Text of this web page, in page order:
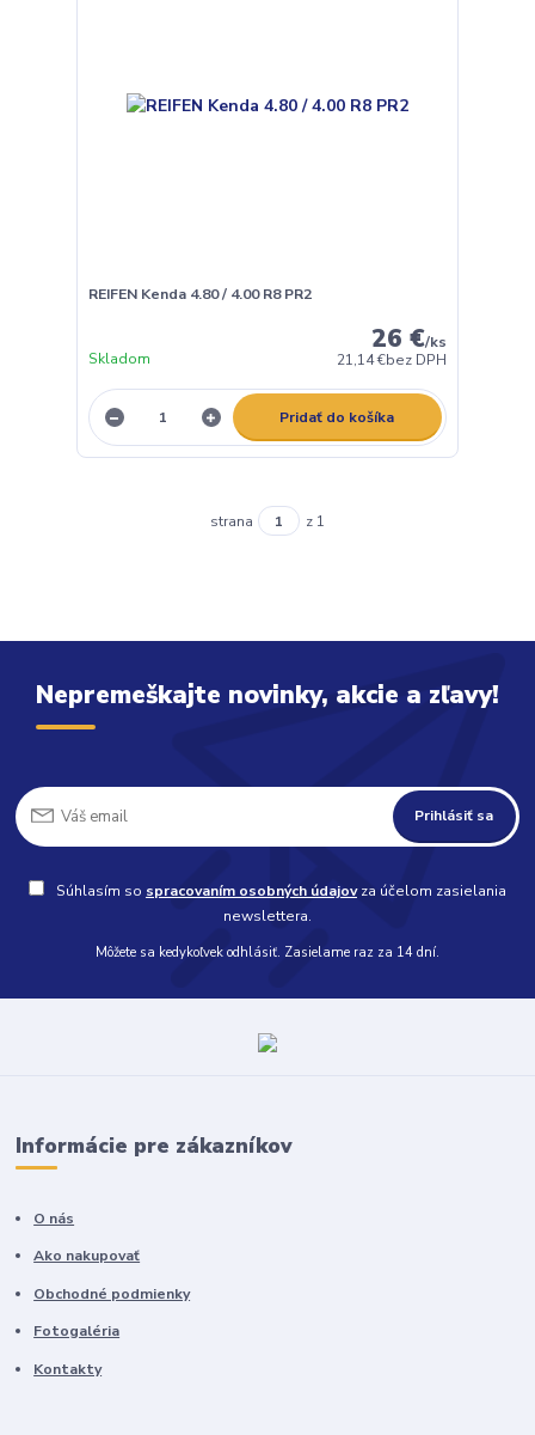
REIFEN Kenda 4.80 / 4.00 R8 PR2
26 €/ks
21,14 €bez DPH
Skladom
Pridať do košíka
strana z 1
Nepremeškajte novinky, akcie a zľavy!
Prihlásiť sa
Súhlasím so spracovaním osobných údajovza účelom zasielania
newslettera.
Môžete sa kedykoľvek odhlásiť. Zasielame raz za 14 dní.
Informácie pre zákazníkov
O nás
Ako nakupovať
Obchodné podmienky
Fotogaléria
Kontakty